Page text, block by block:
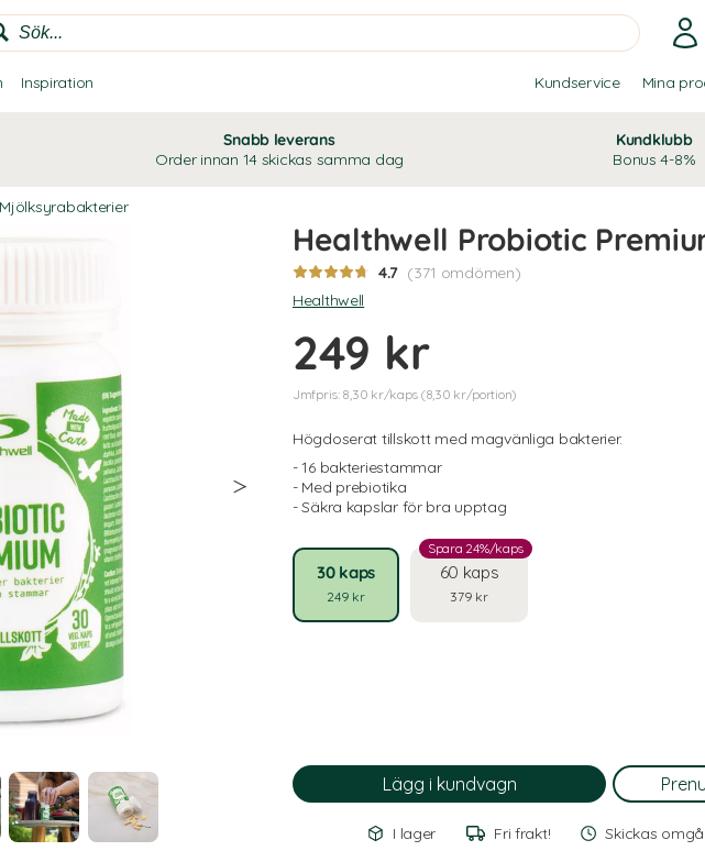
Inspiration Kundservice Mina
Snabb leverans
Order innan 14 skickas samma dag
Kundklubb
Bonus 4-8%
Mjölksyrabakterier
Healthwell Probiotic
4.7 (371 omdömen)
Healthwell
249 kr
Jmfpris: 8,30 kr/kaps (8,30 kr/portion)
Högdoserat tillskott med magvänliga bakterier.
- 16 bakteriestammar
- Med prebiotika
- Säkra kapslar för bra upptag
30 kaps
249 kr
60 kaps
379 kr
Spara 24%/kaps
I lager Fri frakt! Skickas